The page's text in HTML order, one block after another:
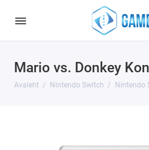
Mario vs. Donkey
Avaleht Nintendo Switch Nintendo